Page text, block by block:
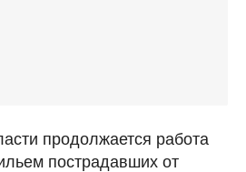
продолжается работа
пострадавших от